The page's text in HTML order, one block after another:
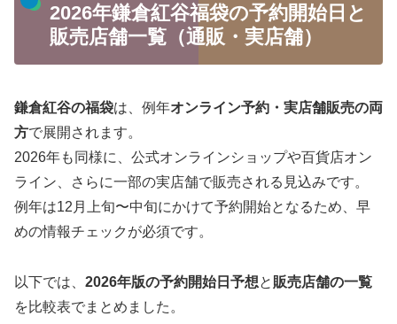
2026年鎌倉紅谷福袋の予約開始日と
販売店舗一覧（通販・実店舗）
鎌倉紅谷の福袋は、例年オンライン予約・実店舗販売の両
方で展開されます。
2026年も同様に、公式オンラインショップや百貨店オン
ライン、さらに一部の実店舗で販売される見込みです。
例年は12月上旬〜中旬にかけて予約開始となるため、早
めの情報チェックが必須です。
以下では、 2026年版の予約開始日予想と 販売店舗の一覧
を比較表でまとめました。